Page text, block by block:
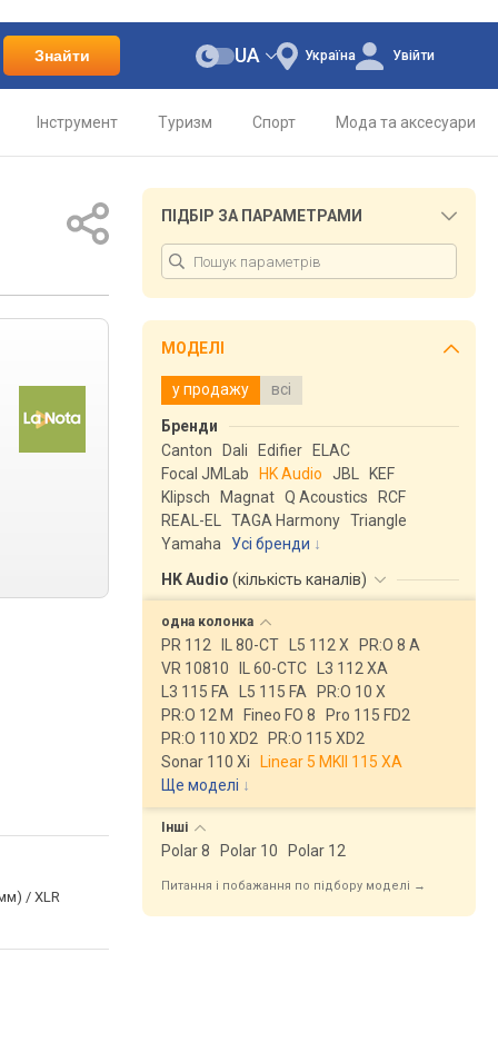
Знайти Україна
UA Увійти
Інструмент Туризм Спорт Мода та аксесуари
/ XLR
ПІДБІР ЗА ПАРАМЕТРАМИ
МОДЕЛІ
у продажу всі
Бренди
Canton
Dali Edifier
ELAC
Focal JMLab
HK Audio JBL
KEF
Klipsch
Magnat Q Acoustics
RCF
REAL-EL
TAGA Harmony Triangle
Yamaha
Усі бренди
HK Audio (кількість каналів)
одна колонка
PR 112 IL 80-CT L5 112 X
PR:O 8 A
VR 10810
IL 60-CTC
L3 112 XA
L3 115 FA
L5 115 FA
PR:O 10 X
PR:O 12 M
Fineo FO 8
Pro 115 FD2
PR:O 110 XD2
PR:O 115 XD2
Sonar 110 Xi
Linear 5 MKII 115 XA
Ще моделі ↓
Інші
Polar 8 Polar 10 Polar 12
Питання і побажання по підбору моделі →